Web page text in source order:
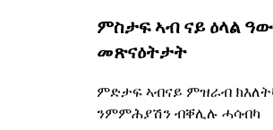
ምስታፍ ኣብ ናይ ዕላል
መጽናዕትታት
ምድታፍ ኣብናይ ምዝራብ
ንምምሕያሽን ብቐሊሉ ሓሳብካ